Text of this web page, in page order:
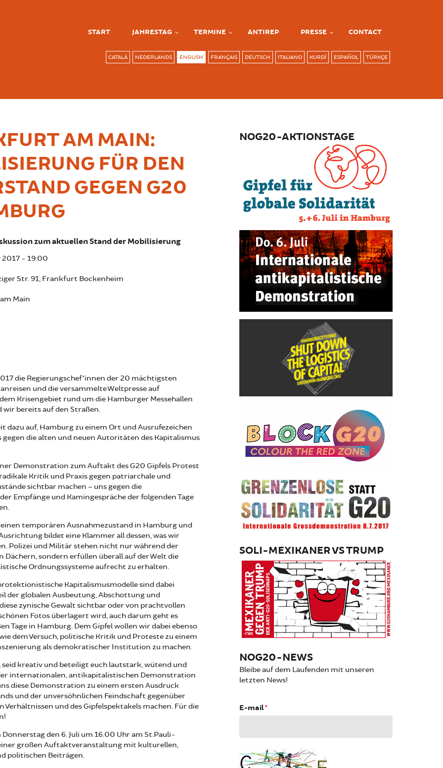
START JAHRESTAG TERMINE ANTIREP PRESSE CONTACT
CATALÀ NEDERLANDS ENGLISH FRANÇAIS DEUTSCH ITALIANO KURDÎ ESPAÑOL TÜRKÇE
AM MAIN:
FÜR DEN
GEGEN G20
zum aktuellen Stand der Mobilisierung
2017 - 19:00
Str. 91, Frankfurt Bockenheim
Main
die Regierungschef*innen der 20 mächtigsten
und die versammelte Weltpresse auf
Krisengebiet rund um die Hamburger Messehallen
wir bereits auf den Straßen.
dazu auf, Hamburg zu einem Ort und Ausrufezeichen
gegen die alten und neuen Autoritäten des Kapitalismus
Demonstration zum Auftakt des G20 Gipfels Protest
Kritik und Praxis gegen patriarchale und
sichtbar machen – uns gegen die
Empfänge und Kamingespräche der folgenden Tage
temporären Ausnahmezustand in Hamburg und
bildet eine Klammer all dessen, was wir
Polizei und Militär stehen nicht nur während der
Dächern, sondern erfüllen überall auf der Welt die
Ordnungssysteme aufrecht zu erhalten.
Kapitalismusmodelle sind dabei
der globalen Ausbeutung, Abschottung und
zynische Gewalt sichtbar oder von prachtvollen
Fotos überlagert wird, auch darum geht es
Tage in Hamburg. Dem Gipfel wollen wir dabei ebenso
dem Versuch, politische Kritik und Proteste zu einem
als demokratischer Institution zu machen.
seid kreativ und beteiligt euch lautstark, wütend und
internationalen, antikapitalistischen Demonstration
diese Demonstration zu einem ersten Ausdruck
und der unversöhnlichen Feindschaft gegenüber
Verhältnissen und des Gipfelspektakels machen. Für die
den 6. Juli um 16.00 Uhr am St.Pauli-
großen Auftaktveranstaltung mit kulturellen,
politischen Beiträgen.
NOG20-AKTIONSTAGE
SOLI-MEXIKANER VS TRUMP
NOG20-NEWS
Bleibe auf dem Laufenden mit unseren
letzten News!
E-mail*